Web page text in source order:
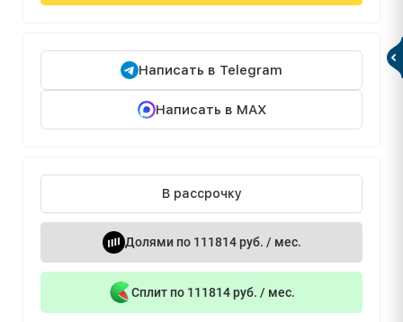
Написать в Telegram
Написать в MAX
В рассрочку
Долями по 111814 руб. / мес.
Сплит по 111814 руб. / мес.